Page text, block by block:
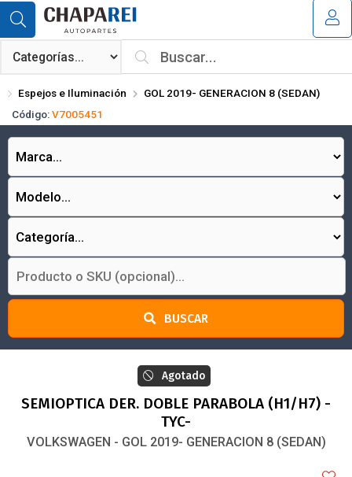
Compartir por email
Enviar
¿Tienes cupón de descuento?
Espejos e Iluminación
GOL 2019- GENERACION 8 (SEDAN)
Código:V7005451
BUSCAR
Agotado
SEMIOPTICA DER. DOBLE PARABOLA (H1/H7) -
TYC-
VOLKSWAGEN - GOL 2019- GENERACION 8 (SEDAN)